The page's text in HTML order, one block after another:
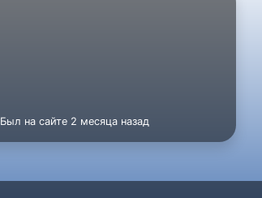
Был на сайте 2 месяца назад